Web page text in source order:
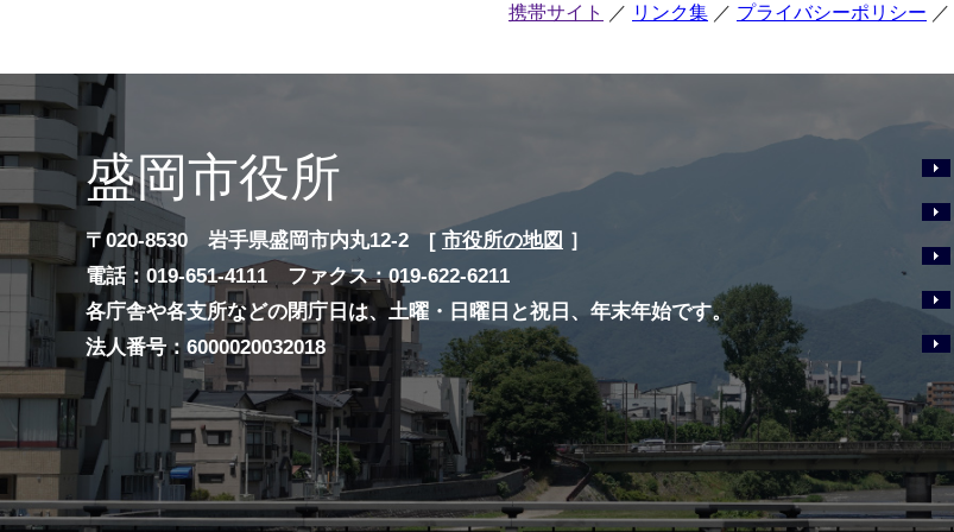
携帯サイト リンク集 プライバシーポリシー
盛岡市役所
〒020-8530 岩手県盛岡市内丸12-2 [ 市役所の地図 ］
電話：019-651-4111 ファクス：019-622-6211
各庁舎や各支所などの閉庁日は、土曜・日曜日と祝日、年末年始です。
法人番号：6000020032018